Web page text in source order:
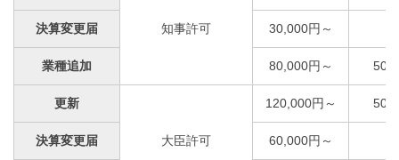
知事許可
決算変更届 30,000円～
業種追加 80,000円～
更新
大臣許可
120,000円～
決算変更届 60,000円～